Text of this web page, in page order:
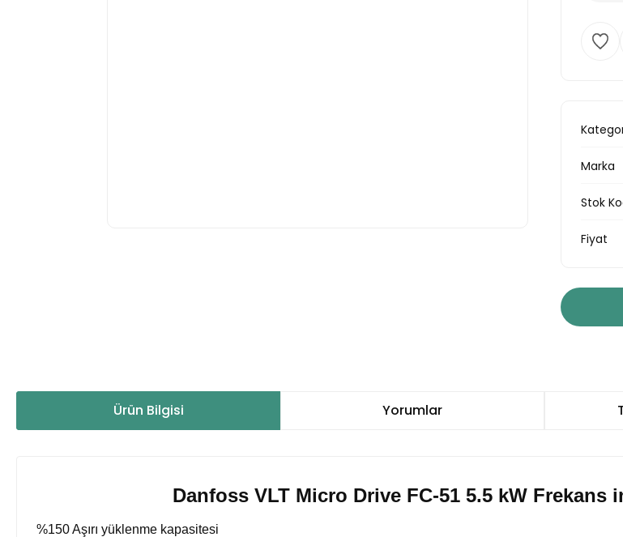
Marka
Stok
Fiyat
Ürün Bilgisi Yorumlar
Danfoss VLT Micro Drive FC-51 5.5 kW Frekans
%150 Aşırı yüklenme kapasitesi